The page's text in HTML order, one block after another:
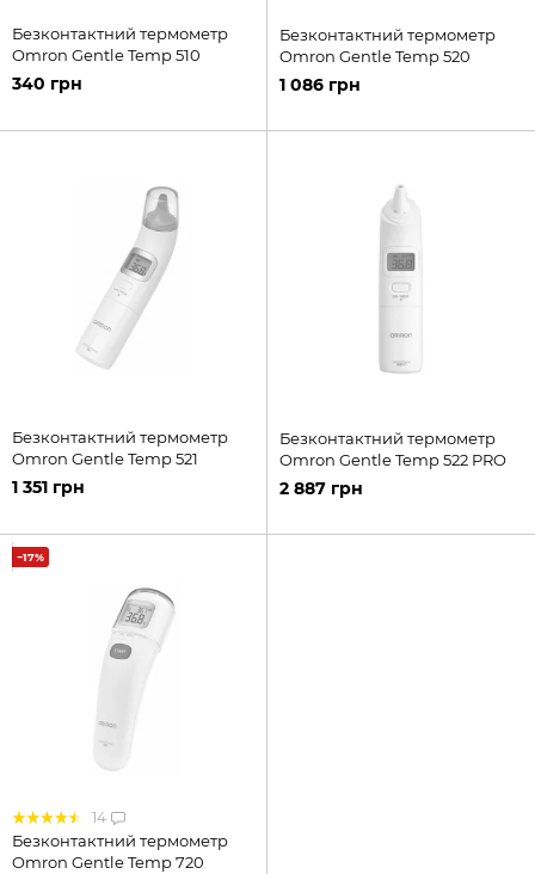
Безконтактний термометр
Omron Gentle Temp 510
340 грн
Безконтактний термометр
Omron Gentle Temp 520
1 086 грн
Безконтактний термометр
Omron Gentle Temp 521
1 351 грн
Безконтактний термометр
Omron Gentle Temp 522 PRO
2 887 грн
−17%
14
Безконтактний термометр
Omron Gentle Temp 720